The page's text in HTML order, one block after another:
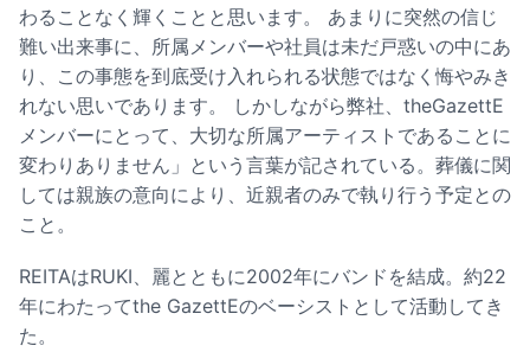
わることなく輝くことと思います。 あまりに突然の信じ
難い出来事に、所属メンバーや社員は未だ戸惑いの中にあ
り、この事態を到底受け入れられる状態ではなく悔やみき
れない思いであります。 しかしながら弊社、theGazettE
メンバーにとって、大切な所属アーティストであることに
変わりありません」という言葉が記されている。葬儀に関
しては親族の意向により、近親者のみで執り行う予定との
こと。
REITAはRUKI、麗とともに2002年にバンドを結成。約22
年にわたってthe GazettEのベーシストとして活動してき
た。